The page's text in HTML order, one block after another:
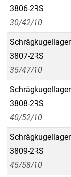
3806-2RS
30/42/10
Schrägkugellager
3807-2RS
35/47/10
Schrägkugellager
3808-2RS
40/52/10
Schrägkugellager
3809-2RS
45/58/10